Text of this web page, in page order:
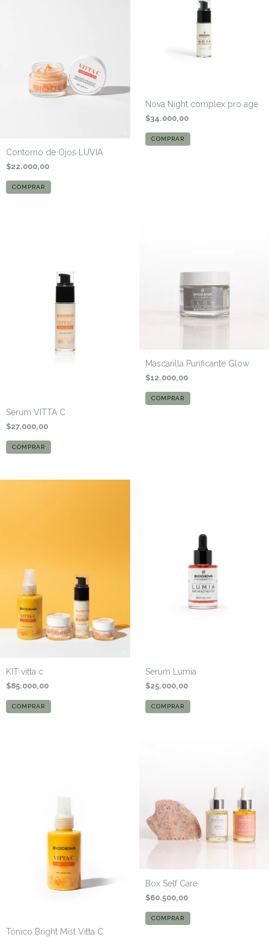
Contorno de Ojos LUVIA
$22.000,00
Nova Night complex pro age
$34.000,00
Sérum VITTA C
$27.000,00
Mascarilla Purificante Glow
$12.000,00
KIT vitta c
$85.000,00
Serum Lumia
$25.000,00
Tónico Bright Mist Vitta C
Box Self Care
$60.500,00